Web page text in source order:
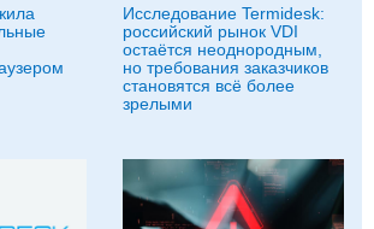
Исследование Termidesk:
российский рынок VDI
остаётся неоднородным,
но требования заказчиков
становятся всё более
зрелыми